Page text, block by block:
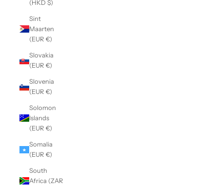
(HKD $)
Sint
Maarten
(EUR €)
Slovakia
(EUR €)
Slovenia
(EUR €)
Solomon
Islands
(EUR €)
Somalia
(EUR €)
South
Africa (ZAR